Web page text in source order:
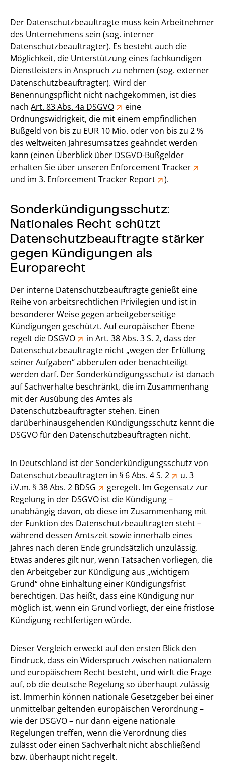
Der Datenschutzbeauftragte muss kein Arbeitnehmer
des Unternehmens sein (sog. interner
Datenschutzbeauftragter). Es besteht auch die
Möglichkeit, die Unterstützung eines fachkundigen
Dienstleisters in Anspruch zu nehmen (sog. externer
Datenschutzbeauftragter). Wird der
Benennungspflicht nicht nachgekommen, ist dies
nach Art. 83 Abs. 4a DSGVO
eine
Ordnungswidrigkeit, die mit einem empfindlichen
Bußgeld von bis zu EUR 10 Mio. oder von bis zu 2 %
des weltweiten Jahresumsatzes geahndet werden
kann (einen Überblick über DSGVO-Bußgelder
erhalten Sie über unseren Enforcement Tracker
und im 3. Enforcement Tracker Report ).
Sonderkündigungsschutz:
Nationales Recht schützt
Datenschutzbeauftragte stärker
gegen Kündigungen als
Europarecht
Der interne Datenschutzbeauftragte genießt eine
Reihe von arbeitsrechtlichen Privilegien und ist in
besonderer Weise gegen arbeitgeberseitige
Kündigungen geschützt. Auf europäischer Ebene
regelt die DSGVO
in Art. 38 Abs. 3 S. 2, dass der
Datenschutzbeauftragte nicht „wegen der Erfüllung
seiner Aufgaben“ abberufen oder benachteiligt
werden darf. Der Sonderkündigungsschutz ist danach
auf Sachverhalte beschränkt, die im Zusammenhang
mit der Ausübung des Amtes als
Datenschutzbeauftragter stehen. Einen
darüberhinausgehenden Kündigungsschutz kennt die
DSGVO für den Datenschutzbeauftragten nicht.
In Deutschland ist der Sonderkündigungsschutz von
Datenschutzbeauftragten in § 6 Abs. 4 S. 2
u. 3
i.V.m. § 38 Abs. 2 BDSG
geregelt. Im Gegensatz zur
Regelung in der DSGVO ist die Kündigung –
unabhängig davon, ob diese im Zusammenhang mit
der Funktion des Datenschutzbeauftragten steht –
während dessen Amtszeit sowie innerhalb eines
Jahres nach deren Ende grundsätzlich unzulässig.
Etwas anderes gilt nur, wenn Tatsachen vorliegen, die
den Arbeitgeber zur Kündigung aus „wichtigem
Grund“ ohne Einhaltung einer Kündigungsfrist
berechtigen. Das heißt, dass eine Kündigung nur
möglich ist, wenn ein Grund vorliegt, der eine fristlose
Kündigung rechtfertigen würde.
Dieser Vergleich erweckt auf den ersten Blick den
Eindruck, dass ein Widerspruch zwischen nationalem
und europäischem Recht besteht, und wirft die Frage
auf, ob die deutsche Regelung so überhaupt zulässig
ist. Immerhin können nationale Gesetzgeber bei einer
unmittelbar geltenden europäischen Verordnung –
wie der DSGVO – nur dann eigene nationale
Regelungen treffen, wenn die Verordnung dies
zulässt oder einen Sachverhalt nicht abschließend
bzw. überhaupt nicht regelt.